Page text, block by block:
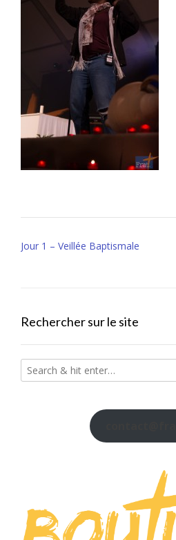
Post
Jour 1 – Veillée Baptismale
Rechercher sur le site